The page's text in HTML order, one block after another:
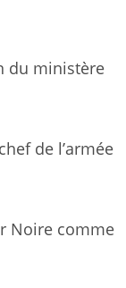
du ministère
de l’armée
Noire comme